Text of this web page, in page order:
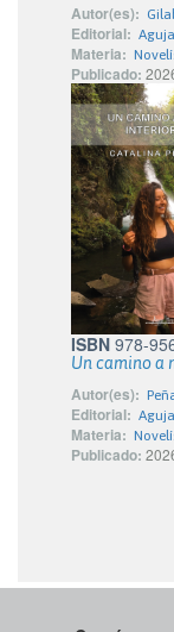
Autor(es):
Editorial:
Materia:
Publicado:
ISBN 978-
Un camino a
Autor(es):
Editorial:
Materia:
Publicado: